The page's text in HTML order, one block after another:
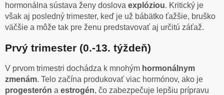
hormonálna sústava ženy doslova explóziou. Kritický je
však aj posledný trimester, keď je už bábätko ťažšie, bruško
väčšie a môže tak pre ženu predstavovať aj určitú záťaž.
Prvý trimester (0.-13. týždeň)
V prvom trimestri dochádza k mnohým hormonálnym
zmenám. Telo začína produkovať viac hormónov, ako je
progesterón a estrogén, čo zabezpečuje lepšiu prípravu